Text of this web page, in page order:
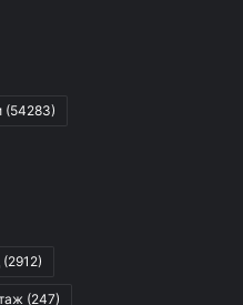
(54283)
(2912)
(247)